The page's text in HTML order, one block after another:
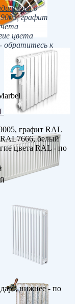
в
графит
цвета
обратитесь к
графит RAL
RAL7666, белый
цвета RAL - по
нижнее - по